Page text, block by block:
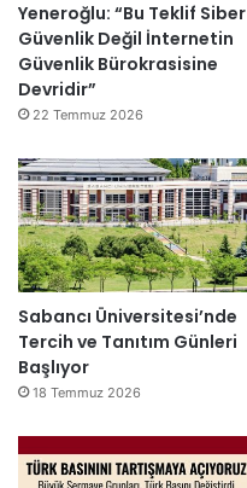
Yeneroğlu: “Bu Teklif Siber
Güvenlik Değil İnternetin
Güvenlik Bürokrasisine
Devridir”
22 Temmuz 2026
Sabancı Üniversitesi’nde
Tercih ve Tanıtım Günleri
Başlıyor
18 Temmuz 2026